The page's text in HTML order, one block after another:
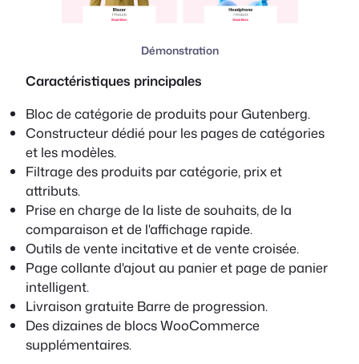
Démonstration
Caractéristiques principales
Bloc de catégorie de produits pour Gutenberg.
Constructeur dédié pour les pages de catégories
et les modèles.
Filtrage des produits par catégorie, prix et
attributs.
Prise en charge de la liste de souhaits, de la
comparaison et de l'affichage rapide.
Outils de vente incitative et de vente croisée.
Page collante d'ajout au panier et page de panier
intelligent.
Livraison gratuite Barre de progression.
Des dizaines de blocs WooCommerce
supplémentaires.